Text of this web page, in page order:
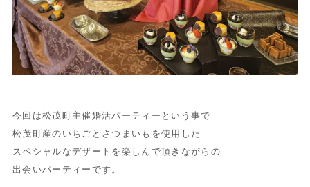
今回は松茂町主催婚活パーティーという事で
松茂町産のいちごとさつまいもを使用した
スペシャルなデザートを楽しんで頂きながらの
出会いパーティーです。